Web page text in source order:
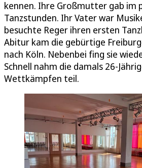
kennen. Ihre Großmutter gab im
Tanzstunden. Ihr Vater war
besuchte Reger ihren ersten
Abitur kam die gebürtige
nach Köln. Nebenbei fing sie
Schnell nahm die damals 26-
Wettkämpfen teil.